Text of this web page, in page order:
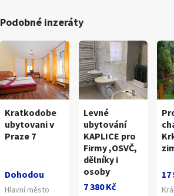
Podobné inzeráty
Kratkodobe
ubytovani v
Praze 7
Dohodou
Hlavní město
Levné
ubytování
KAPLICE pro
Firmy ,OSVČ,
dělníky i
osoby
7 380 Kč
17